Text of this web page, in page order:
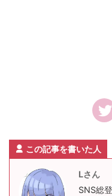
この記事を書いた人
Lさん
SNS総